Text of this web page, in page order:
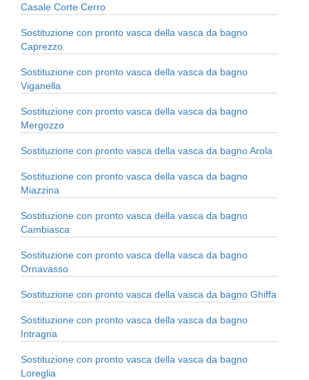
Casale Corte Cerro
Sostituzione con pronto vasca della vasca da bagno
Caprezzo
Sostituzione con pronto vasca della vasca da bagno
Viganella
Sostituzione con pronto vasca della vasca da bagno
Mergozzo
Sostituzione con pronto vasca della vasca da bagno Arola
Sostituzione con pronto vasca della vasca da bagno
Miazzina
Sostituzione con pronto vasca della vasca da bagno
Cambiasca
Sostituzione con pronto vasca della vasca da bagno
Ornavasso
Sostituzione con pronto vasca della vasca da bagno Ghiffa
Sostituzione con pronto vasca della vasca da bagno
Intragna
Sostituzione con pronto vasca della vasca da bagno
Loreglia